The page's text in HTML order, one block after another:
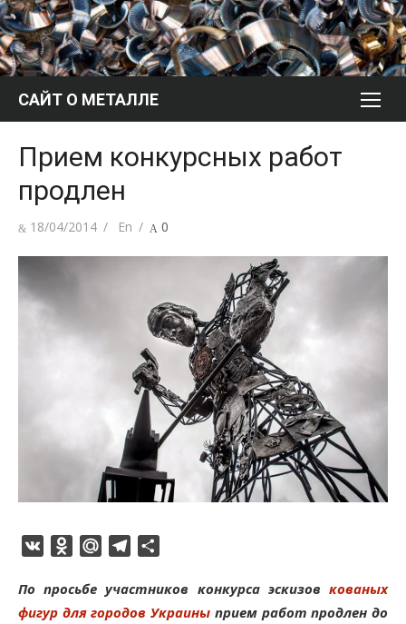
Перейти
к
содержимому
САЙТ О МЕТАЛЛЕ
Прием конкурсных работ
продлен
Опубликовано
18/04/2014 Автор
En 0
VK Odnoklassniki
Mail.RuTelegram
По просьбе участников конкурса эскизов кованых
фигур для городов Украины прием работ продлен до